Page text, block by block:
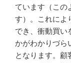
ています（この
す）。これによ
でき、衝動買い
かがわかりづら
となります。顧